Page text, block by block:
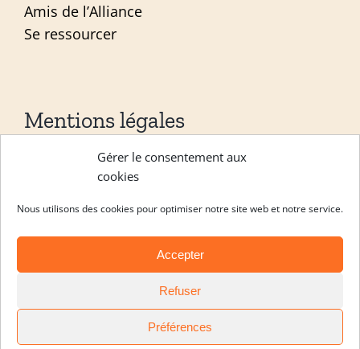
Gérer le consentement aux
cookies
Nous utilisons des cookies pour optimiser notre site web et notre service.
Accepter
Refuser
Préférences
Amis de l’Alliance
Se ressourcer
Mentions légales
Mentions légales
Copyright Les sœurs de l’alliance 2026 |
Engagement|Formation continue|Noviciat|
Postulat